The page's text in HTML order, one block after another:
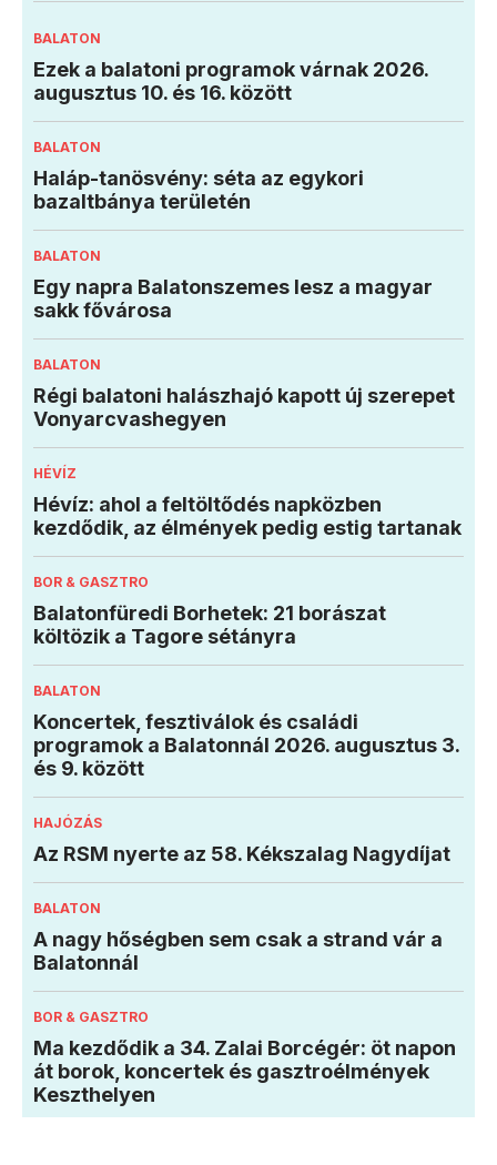
BALATON
Ezek a balatoni programok várnak 2026.
augusztus 10. és 16. között
BALATON
Haláp-tanösvény: séta az egykori
bazaltbánya területén
BALATON
Egy napra Balatonszemes lesz a magyar
sakk fővárosa
BALATON
Régi balatoni halászhajó kapott új szerepet
Vonyarcvashegyen
HÉVÍZ
Hévíz: ahol a feltöltődés napközben
kezdődik, az élmények pedig estig tartanak
BOR & GASZTRO
Balatonfüredi Borhetek: 21 borászat
költözik a Tagore sétányra
BALATON
Koncertek, fesztiválok és családi
programok a Balatonnál 2026. augusztus 3.
és 9. között
HAJÓZÁS
Az RSM nyerte az 58. Kékszalag Nagydíjat
BALATON
A nagy hőségben sem csak a strand vár a
Balatonnál
BOR & GASZTRO
Ma kezdődik a 34. Zalai Borcégér: öt napon
át borok, koncertek és gasztroélmények
Keszthelyen